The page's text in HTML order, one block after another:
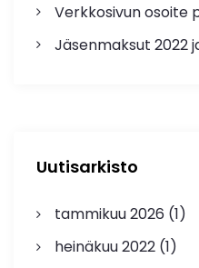
Verkkosivun osoite
Jäsenmaksut 2022
Uutisarkisto
tammikuu 2026 (1)
heinäkuu 2022(1)